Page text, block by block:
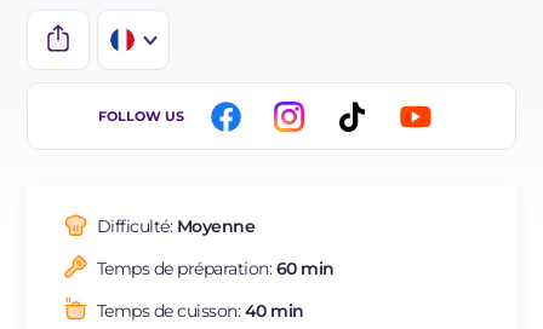
IT
ES
BR
NL
FOLLOW US
Difficulté: Moyenne
Temps de préparation:60 min
Temps de cuisson:40 min